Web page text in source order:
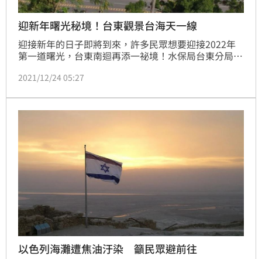
迎新年曙光秘境！台東觀景台海天一線
迎接新年的日子即將到來，許多民眾想要迎接2022年
第一道曙光，台東南迴再添一祕境！水保局台東分局在
野，能觀看太平洋日出，還能追逐南迴火車風采。擁有
網紅景點。（記者王浩原、實習編輯許琬琦）
2021/12/24 05:27
以色列海灘遭焦油汙染 籲民眾避前往